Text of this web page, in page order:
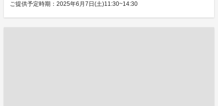
ご提供予定時期：2025年6月7日(土)11:30~14:30